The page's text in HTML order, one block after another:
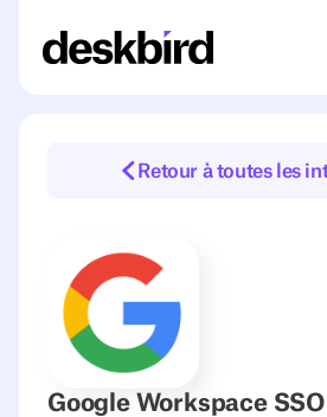
Retour à toutes les
Google Workspace SSO